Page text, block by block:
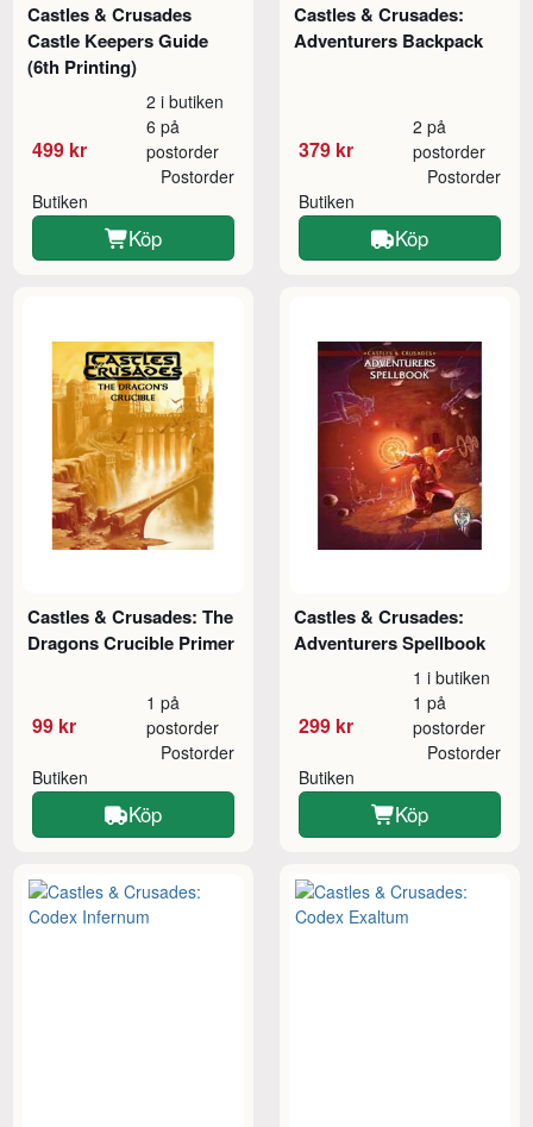
Castles & Crusades
Castle Keepers Guide
(6th Printing)
499 kr
2 i butiken
6 på
postorder
Butiken
Postorder
Köp
Castles & Crusades:
Adventurers Backpack
379 kr
2 på
postorder
Butiken
Postorder
Köp
Castles & Crusades: The
Dragons Crucible Primer
99 kr
1 på
postorder
Butiken
Postorder
Köp
Castles & Crusades:
Adventurers Spellbook
299 kr
1 i butiken
1 på
postorder
Butiken
Postorder
Köp